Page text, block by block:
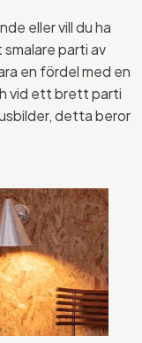
eller vill du ha
parti av
en fördel med en
vid ett brett parti
detta beror